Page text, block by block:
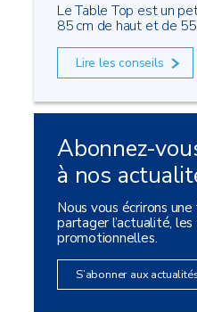
Le Table Top est un
85 cm de haut et de
Lire les conseils
Abonnez-
à nos
Nous vous écrirons
partager l’actualité,
promotionnelles.
S’abonner aux